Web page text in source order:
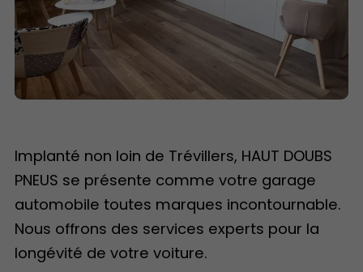
Implanté non loin de Trévillers, HAUT DOUBS
PNEUS se présente comme votre garage
automobile toutes marques incontournable.
Nous offrons des services experts pour la
longévité de votre voiture.